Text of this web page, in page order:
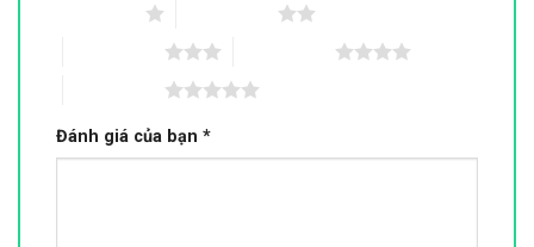
Đánh giá của bạn *